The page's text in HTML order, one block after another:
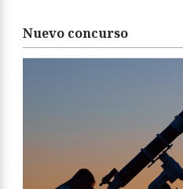
Nuevo concurso